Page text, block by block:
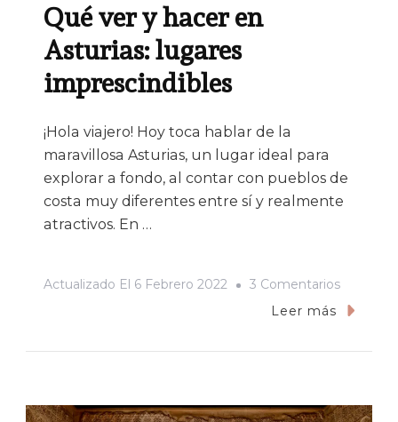
Qué ver y hacer en
Asturias: lugares
imprescindibles
¡Hola viajero! Hoy toca hablar de la
maravillosa Asturias, un lugar ideal para
explorar a fondo, al contar con pueblos de
costa muy diferentes entre sí y realmente
atractivos. En …
Actualizado El 6 Febrero 2022 3 ComentariosEn
Qué
En
Leer más